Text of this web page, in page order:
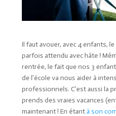
Il faut avouer, avec 4 enfants,
parfois attendu avec hâte !
rentrée, le fait que nos 3
de l’école va nous aider à
professionnels. C’est aussi la
prends des vraies vacances
maintenant ! En étantà son